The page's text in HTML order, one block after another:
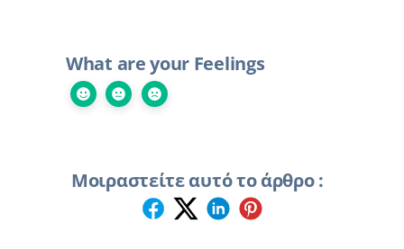
What are your Feelings
Μοιραστείτε αυτό το άρθρο :